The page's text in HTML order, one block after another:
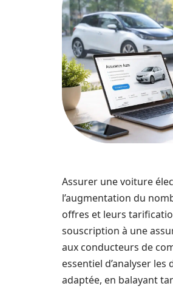
Assurer une voiture
l’augmentation du
offres et leurs
souscription à une
aux conducteurs de
essentiel d’analyser
adaptée, en balayant